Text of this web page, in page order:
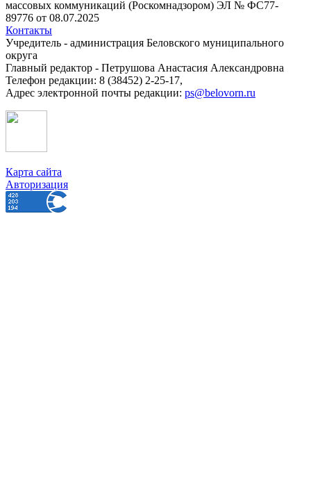
массовых коммуникаций (Роскомнадзором) ЭЛ № ФС77-
89776 от 08.07.2025
Контакты
Учредитель - администрация Беловского муниципального
округа
Главный редактор - Петрушова Анастасия Александровна
Телефон редакции: 8 (38452) 2-25-17,
Адрес электронной почты редакции: ps@belovorn.ru
Карта сайта
Авторизация